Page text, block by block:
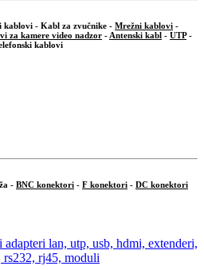
kablovi - Kabl za zvučnike - Mrežni kablovi -
za kamere video nadzor - Antenski kabl - UTP-
kablovi
- BNC konektori - F konektori - DC konektori